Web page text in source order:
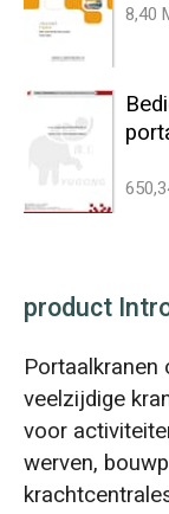
8,40
product
veelzijdige
voor
werven,